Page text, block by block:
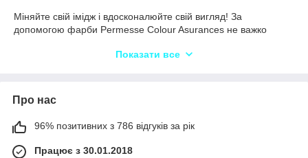
Міняйте свій імідж і вдосконалюйте свій вигляд! За
допомогою фарби Permesse Colour Asurances не важко
засіб — фарба для волосся Permesse — вся палітра,
Permesse забезпечує ідеальне фарбування і 100% покриття
сивини.
Комплекс пептидів у складі палітри фарби для волосся
часу її нанесення фарб відновлює пошкоджені ділянки.
Показати все
Про нас
96% позитивних з 786 відгуків за рік
Працює з 30.01.2018